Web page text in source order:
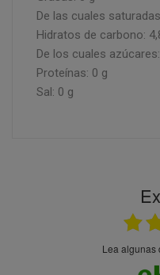
De las cuales
Hidratos de carbono:
De los cuales
Proteínas: 0 g
Sal: 0 g
Lea